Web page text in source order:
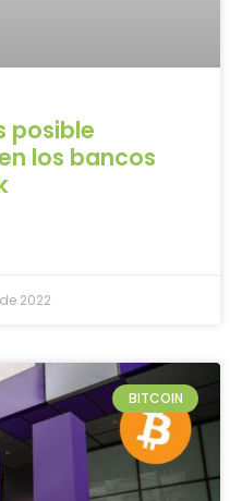
posible
los bancos
2022
BITCOIN